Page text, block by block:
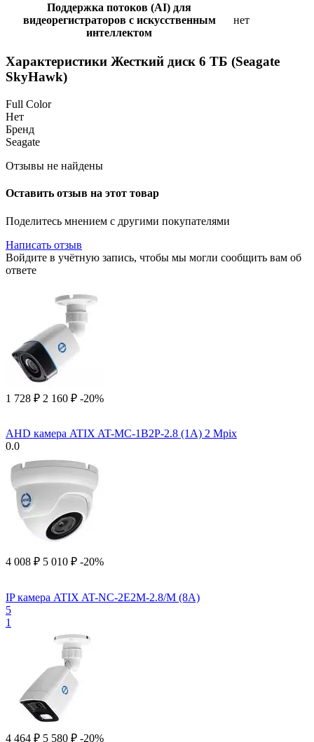
Поддержка потоков (AI) для
видеорегистраторов с искусственным
интеллектом
нет
Характеристики Жесткий диск 6 ТБ (Seagate
SkyHawk)
Full Color
Нет
Бренд
Seagate
Отзывы не найдены
Оставить отзыв на этот товар
Поделитесь мнением с другими покупателями
Написать отзыв
Войдите в учётную запись, чтобы мы могли сообщить вам об
ответе
1 728 ₽ 2 160 ₽ -20%
AHD камера ATIX AT-MC-1B2P-2.8 (1A) 2 Mpix
0.0
4 008 ₽ 5 010 ₽ -20%
IP камера ATIX AT-NC-2E2M-2.8/M (8A)
5
1
4 464 ₽ 5 580 ₽ -20%